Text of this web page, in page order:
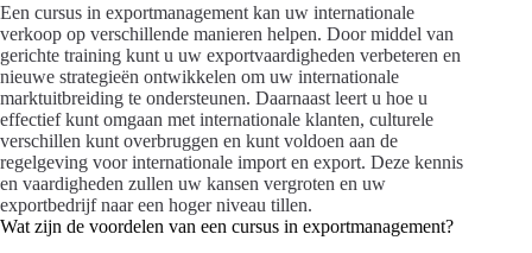
Een cursus in exportmanagement kan uw internationale
verkoop op verschillende manieren helpen. Door middel van
gerichte training kunt u uw exportvaardigheden verbeteren en
nieuwe strategieën ontwikkelen om uw internationale
marktuitbreiding te ondersteunen. Daarnaast leert u hoe u
effectief kunt omgaan met internationale klanten, culturele
verschillen kunt overbruggen en kunt voldoen aan de
regelgeving voor internationale import en export. Deze kennis
en vaardigheden zullen uw kansen vergroten en uw
exportbedrijf naar een hoger niveau tillen.
Wat zijn de voordelen van een cursus in exportmanagement?